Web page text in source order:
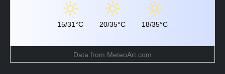
15/31°C 20/35°C 18/35°C
Data from MeteoArt.com